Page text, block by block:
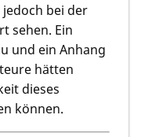
bei der
sehen. Ein
und ein Anhang
hätten
dieses
können.